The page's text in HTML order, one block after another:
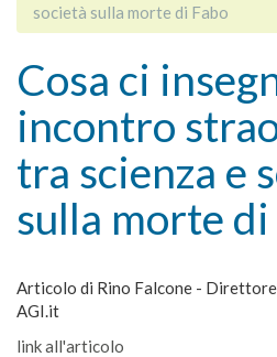
società sulla morte di Fabo
Cosa ci
incontro
tra scienza e
sulla morte di
Articolo di Rino Falcone - Direttore
AGI.it
link all'articolo